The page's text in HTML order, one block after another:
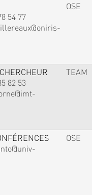
54 77
OSE
82 53
TEAM
OSE